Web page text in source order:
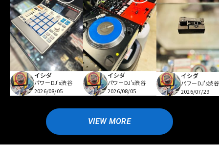
イシダ
パワーDJ's渋谷
2026/08/05
イシダ
パワーDJ's渋谷
2026/08/05
イシダ
パワーDJ's渋谷
2026/07/29
VIEW MORE